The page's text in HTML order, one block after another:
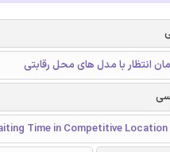
انتظار با مدل های محل رقابتی
Time in Competitive